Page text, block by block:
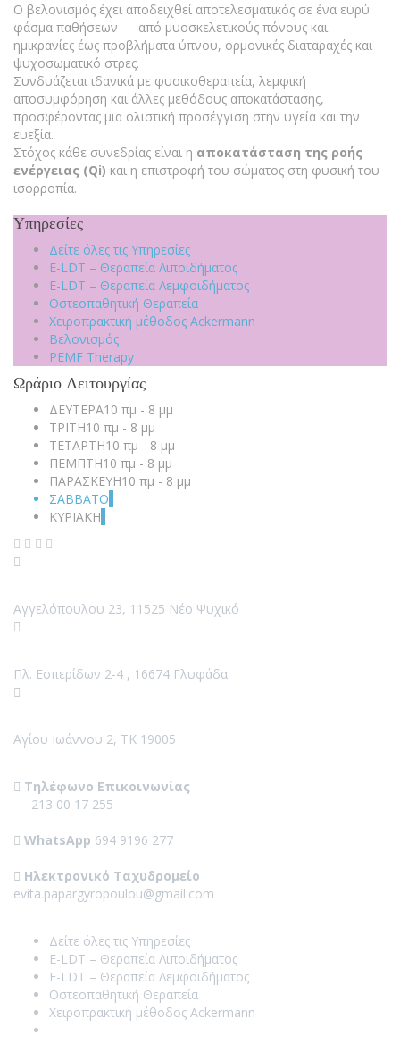
Ο βελονισμός έχει αποδειχθεί αποτελεσματικός σε ένα ευρύ
φάσμα παθήσεων — από μυοσκελετικούς πόνους και
ημικρανίες έως προβλήματα ύπνου, ορμονικές διαταραχές και
ψυχοσωματικό στρες.
Συνδυάζεται ιδανικά με φυσικοθεραπεία, λεμφική
αποσυμφόρηση και άλλες μεθόδους αποκατάστασης,
προσφέροντας μια ολιστική προσέγγιση στην υγεία και την
ευεξία.
Στόχος κάθε συνεδρίας είναι η αποκατάσταση της ροής
ενέργειας (Qi) και η επιστροφή του σώματος στη φυσική του
ισορροπία.
Υπηρεσίες
Δείτε όλες τις Υπηρεσίες
E-LDT – Θεραπεία Λιποιδήματος
E-LDT – Θεραπεία Λεμφοιδήματος
Οστεοπαθητική Θεραπεία
Χειροπρακτική μέθοδος Ackermann
Βελονισμός
PEMF Therapy
Ωράριο Λειτουργίας
ΔΕΥΤΕΡΑ10 πμ - 8 μμ
ΤΡΙΤΗ10 πμ - 8 μμ
ΤΕΤΑΡΤΗ10 πμ - 8 μμ
ΠΕΜΠΤΗ10 πμ - 8 μμ
ΠΑΡΑΣΚΕΥΗ10 πμ - 8 μμ
ΣΑΒΒΑΤΟ
ΚΥΡΙΑΚΗ-
Αγγελόπουλου 23, 11525 Νέο Ψυχικό
Πλ. Εσπερίδων 2-4 , 16674 Γλυφάδα
Αγίου Ιωάννου 2, ΤΚ 19005
Τηλέφωνο Επικοινωνίας
213 00 17 255
WhatsApp 694 9196 277
Ηλεκτρονικό Ταχυδρομείο
evita.papargyropoulou@gmail.com
Δείτε όλες τις Υπηρεσίες
E-LDT – Θεραπεία Λιποιδήματος
E-LDT – Θεραπεία Λεμφοιδήματος
Οστεοπαθητική Θεραπεία
Χειροπρακτική μέθοδος Ackermann